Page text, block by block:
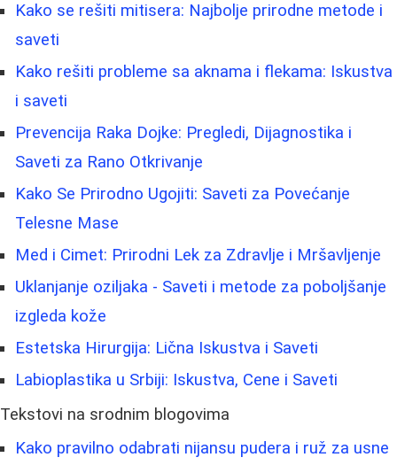
Kako se rešiti mitisera: Najbolje prirodne metode i
saveti
Kako rešiti probleme sa aknama i flekama: Iskustva
i saveti
Prevencija Raka Dojke: Pregledi, Dijagnostika i
Saveti za Rano Otkrivanje
Kako Se Prirodno Ugojiti: Saveti za Povećanje
Telesne Mase
Med i Cimet: Prirodni Lek za Zdravlje i Mršavljenje
Uklanjanje oziljaka - Saveti i metode za poboljšanje
izgleda kože
Estetska Hirurgija: Lična Iskustva i Saveti
Labioplastika u Srbiji: Iskustva, Cene i Saveti
Tekstovi na srodnim blogovima
Kako pravilno odabrati nijansu pudera i ruž za usne